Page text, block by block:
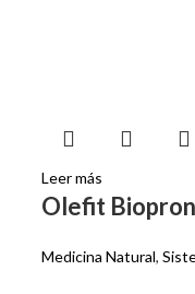
Leer más
Olefit
Medicina Natural,